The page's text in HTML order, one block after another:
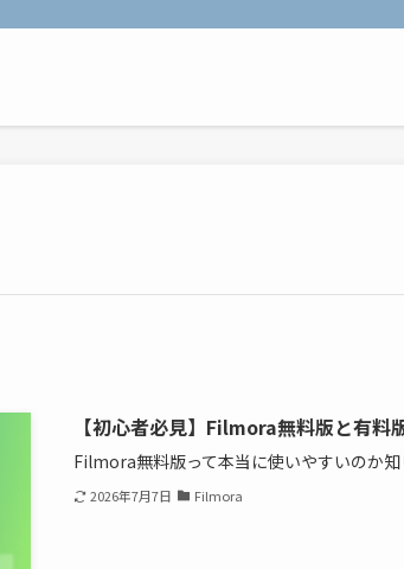
【初心者必見】Filmora無料版と有料
Filmora無料版って本当に使いやすいのか
2026年7月7日 Filmora